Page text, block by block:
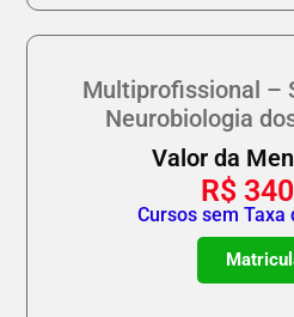
Multiprofissional –
Neurobiologia
Valor da
R$
Cursos sem Taxa